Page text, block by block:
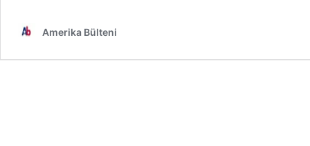
Amerika Bülteni